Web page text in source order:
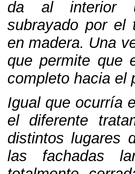
da al interior
subrayado por el
en madera. Una
que permite que
completo hacia el
Igual que ocurría
el diferente
distintos lugares
las fachadas